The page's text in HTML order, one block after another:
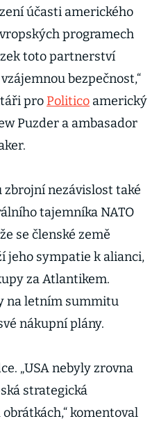
účasti amerického
programech
toto partnerství
bezpečnost,“
pro Politico americký
Puzder a ambasador
zbrojní nezávislost také
tajemníka NATO
se členské země
jeho sympatie k alianci,
za Atlantikem.
na letním summitu
nákupní plány.
„USA nebyly zrovna
strategická
komentoval